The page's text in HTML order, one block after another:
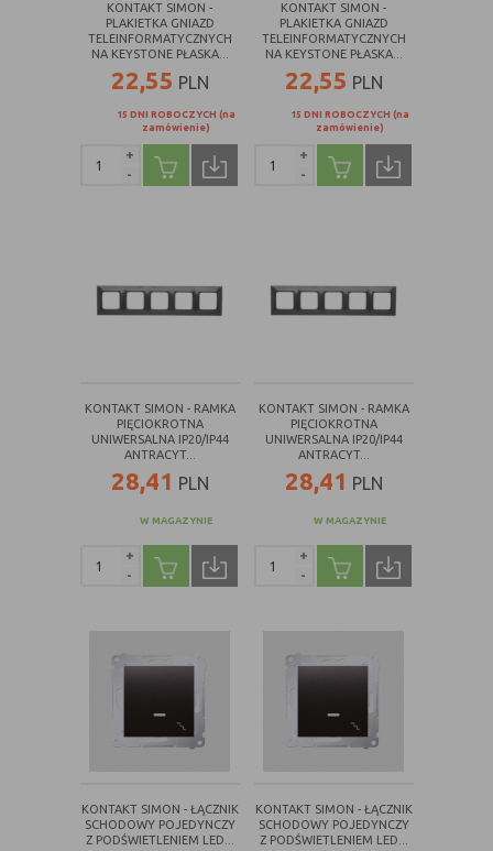
KONTAKT SIMON -
PLAKIETKA GNIAZD
TELEINFORMATYCZNYCH
NA KEYSTONE PŁASKA...
22,55 PLN
15 DNI ROBOCZYCH (na
zamówienie)
-
+
KONTAKT SIMON -
PLAKIETKA GNIAZD
TELEINFORMATYCZNYCH
NA KEYSTONE PŁASKA...
22,55 PLN
15 DNI ROBOCZYCH (na
zamówienie)
-
+
KONTAKT SIMON - RAMKA
PIĘCIOKROTNA
UNIWERSALNA IP20/IP44
ANTRACYT...
28,41 PLN
W MAGAZYNIE
-
+
KONTAKT SIMON - RAMKA
PIĘCIOKROTNA
UNIWERSALNA IP20/IP44
ANTRACYT...
28,41 PLN
W MAGAZYNIE
-
+
KONTAKT SIMON - ŁĄCZNIK
SCHODOWY POJEDYNCZY
Z PODŚWIETLENIEM LED...
KONTAKT SIMON - ŁĄCZNIK
SCHODOWY POJEDYNCZY
Z PODŚWIETLENIEM LED...